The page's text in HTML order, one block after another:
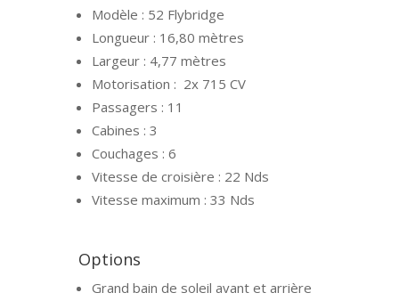
Modèle : 52 Flybridge
Longueur : 16,80 mètres
Largeur : 4,77 mètres
Motorisation : 2x 715 CV
Passagers : 11
Cabines : 3
Couchages : 6
Vitesse de croisière : 22 Nds
Vitesse maximum : 33 Nds
Options
Grand bain de soleil avant et arrière